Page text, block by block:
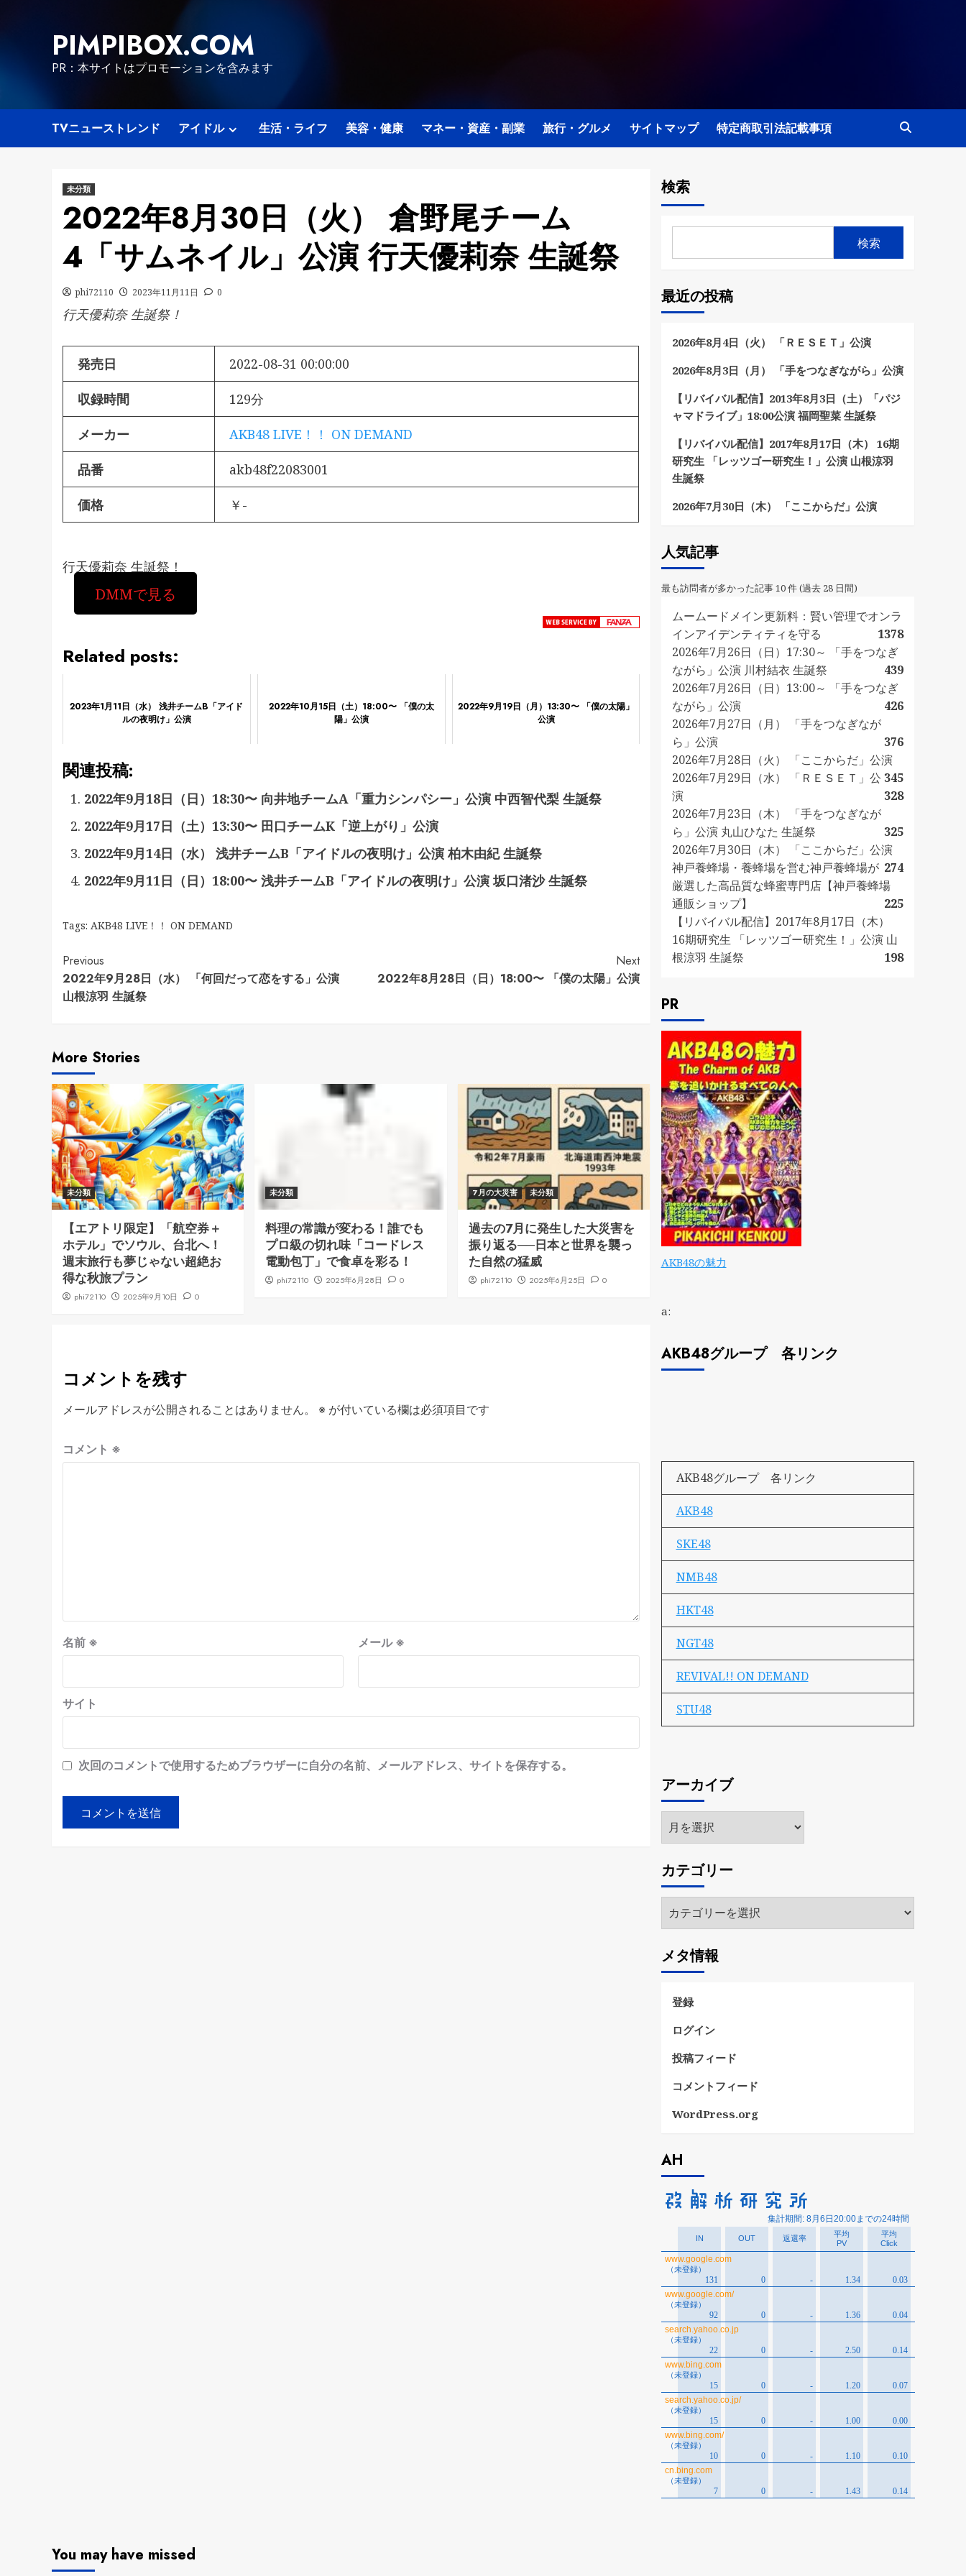
PIMPIBOX.COM
PR：本サイトはプロモーションを含みます
TVニューストレンド アイドル 生活・ライフ 美容・健康 マネー・資産・副業 旅行・グルメ サイトマップ 特定商取引法記載事項
未分類
2022年8月30日（火） 倉野尾チーム
4「サムネイル」公演 行天優莉奈 生誕祭
phi72110 2023年11月11日 0
行天優莉奈 生誕祭！
発売日 2022-08-31 00:00:00
収録時間 129分
メーカー AKB48 LIVE！！ ON DEMAND
品番 akb48f22083001
価格 ￥-
行天優莉奈 生誕祭！
DMMで見る
Related posts:
2023年1月11日（水） 浅井チームB「アイド
ルの夜明け」公演
2022年10月15日（土）18:00〜 「僕の太
陽」公演
2022年9月19日（月）13:30〜 「僕の太陽」
公演
関連投稿:
2022年9月18日（日）18:30〜 向井地チームA「重力シンパシー」公演 中西智代梨 生誕祭
2022年9月17日（土）13:30〜 田口チームK「逆上がり」公演
2022年9月14日（水） 浅井チームB「アイドルの夜明け」公演 柏木由紀 生誕祭
2022年9月11日（日）18:00〜 浅井チームB「アイドルの夜明け」公演 坂口渚沙 生誕祭
Tags: AKB48 LIVE！！ ON DEMAND
Continue
Reading
Previous
2022年9月28日（水） 「何回だって恋をする」公演
山根涼羽 生誕祭
Next
2022年8月28日（日）18:00〜 「僕の太陽」公演
More Stories
未分類
【エアトリ限定】「航空券＋
ホテル」でソウル、台北へ！
週末旅行も夢じゃない超絶お
得な秋旅プラン
phi72110 2025年9月10日 0
未分類
料理の常識が変わる！誰でも
プロ級の切れ味「コードレス
電動包丁」で食卓を彩る！
phi72110 2025年6月28日 0
7月の大災害 未分類
過去の7月に発生した大災害を
振り返る──日本と世界を襲っ
た自然の猛威
phi72110 2025年6月25日 0
コメントを残す
メールアドレスが公開されることはありません。 ※ が付いている欄は必須項目です
コメント ※
名前 ※ メール※
サイト
次回のコメントで使用するためブラウザーに自分の名前、メールアドレス、サイトを保存する。
検索
検索
最近の投稿
2026年8月4日（火） 「ＲＥＳＥＴ」公演
2026年8月3日（月） 「手をつなぎながら」公演
【リバイバル配信】2013年8月3日（土）「パジ
ャマドライブ」18:00公演 福岡聖菜 生誕祭
【リバイバル配信】2017年8月17日（木） 16期
研究生 「レッツゴー研究生！」公演 山根涼羽
生誕祭
2026年7月30日（木） 「ここからだ」公演
人気記事
最も訪問者が多かった記事 10 件 (過去 28 日間)
ムームードメイン更新料：賢い管理でオンラ
インアイデンティティを守る
1378
2026年7月26日（日）17:30～ 「手をつなぎ
ながら」公演 川村結衣 生誕祭
439
2026年7月26日（日）13:00～ 「手をつなぎ
ながら」公演
426
2026年7月27日（月） 「手をつなぎなが
ら」公演
376
2026年7月28日（火） 「ここからだ」公演
345
2026年7月29日（水） 「ＲＥＳＥＴ」公
演
328
2026年7月23日（木） 「手をつなぎなが
ら」公演 丸山ひなた 生誕祭
325
2026年7月30日（木） 「ここからだ」公演
274
神戸養蜂場・養蜂場を営む神戸養蜂場が
厳選した高品質な蜂蜜専門店【神戸養蜂場
通販ショップ】
225
【リバイバル配信】2017年8月17日（木）
16期研究生 「レッツゴー研究生！」公演 山
根涼羽 生誕祭
198
PR
AKB48の魅力
a:
AKB48グループ 各リンク
AKB48グループ 各リンク
AKB48
SKE48
NMB48
HKT48
NGT48
REVIVAL!! ON DEMAND
STU48
アーカイブ
ア
ー
イ
ブ
カテゴリー
テ
リ
ー
メタ情報
登録
ログイン
投稿フィード
コメントフィード
WordPress.org
AH
You may have missed